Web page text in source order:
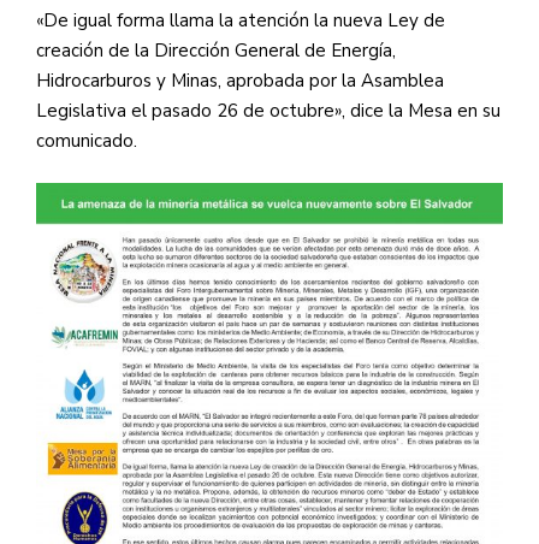
«De igual forma llama la atención la nueva Ley de
creación de la Dirección General de Energía,
Hidrocarburos y Minas, aprobada por la Asamblea
Legislativa el pasado 26 de octubre», dice la Mesa en su
comunicado.